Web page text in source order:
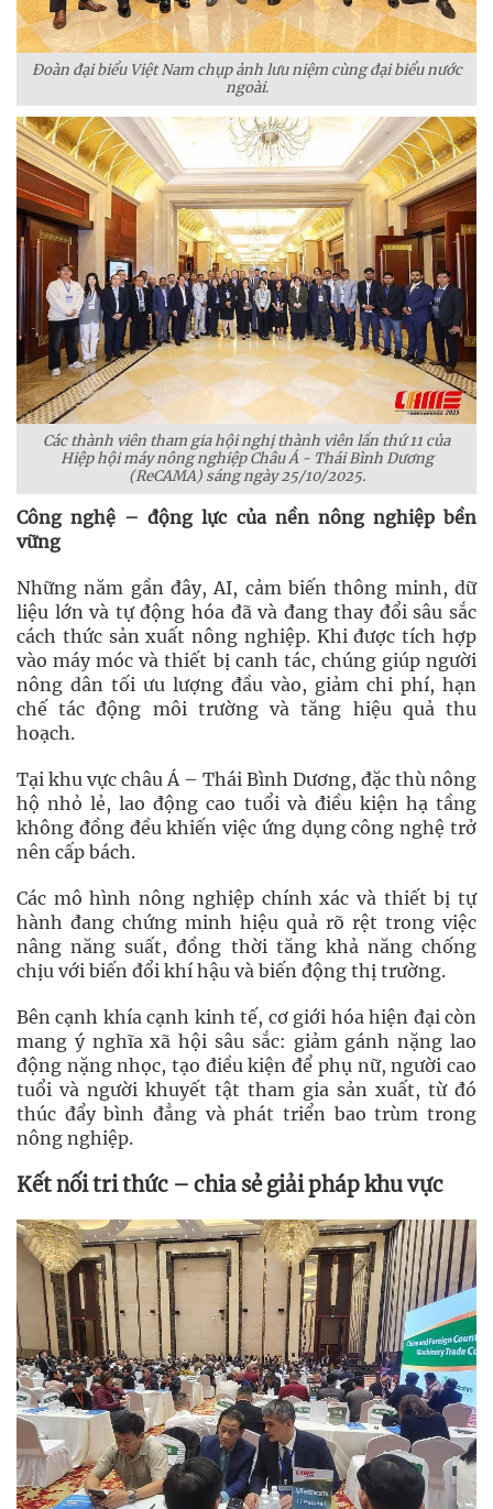
Đoàn đại biểu Việt Nam chụp ảnh lưu niệm cùng đại biểu nước
ngoài.
Các thành viên tham gia hội nghị thành viên lần thứ 11 của
Hiệp hội máy nông nghiệp Châu Á - Thái Bình Dương
(ReCAMA) sáng ngày 25/10/2025.
Công nghệ – động lực của nền nông nghiệp bền
vững
Những năm gần đây, AI, cảm biến thông minh, dữ
liệu lớn và tự động hóa đã và đang thay đổi sâu sắc
cách thức sản xuất nông nghiệp. Khi được tích hợp
vào máy móc và thiết bị canh tác, chúng giúp người
nông dân tối ưu lượng đầu vào, giảm chi phí, hạn
chế tác động môi trường và tăng hiệu quả thu
hoạch.
Tại khu vực châu Á – Thái Bình Dương, đặc thù nông
hộ nhỏ lẻ, lao động cao tuổi và điều kiện hạ tầng
không đồng đều khiến việc ứng dụng công nghệ trở
nên cấp bách.
Các mô hình nông nghiệp chính xác và thiết bị tự
hành đang chứng minh hiệu quả rõ rệt trong việc
nâng năng suất, đồng thời tăng khả năng chống
chịu với biến đổi khí hậu và biến động thị trường.
Bên cạnh khía cạnh kinh tế, cơ giới hóa hiện đại còn
mang ý nghĩa xã hội sâu sắc: giảm gánh nặng lao
động nặng nhọc, tạo điều kiện để phụ nữ, người cao
tuổi và người khuyết tật tham gia sản xuất, từ đó
thúc đẩy bình đẳng và phát triển bao trùm trong
nông nghiệp.
Kết nối tri thức – chia sẻ giải pháp khu vực